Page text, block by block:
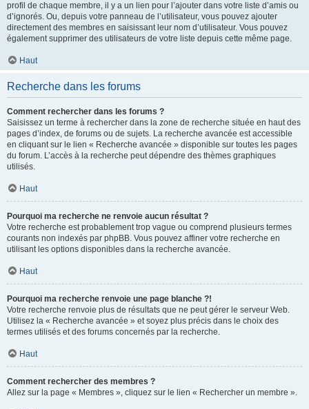
profil de chaque membre, il y a un lien pour l’ajouter dans votre liste d’amis ou
d’ignorés. Ou, depuis votre panneau de l’utilisateur, vous pouvez ajouter
directement des membres en saisissant leur nom d’utilisateur. Vous pouvez
également supprimer des utilisateurs de votre liste depuis cette même page.
Haut
Recherche dans les forums
Comment rechercher dans les forums ?
Saisissez un terme à rechercher dans la zone de recherche située en haut des
pages d’index, de forums ou de sujets. La recherche avancée est accessible
en cliquant sur le lien « Recherche avancée » disponible sur toutes les pages
du forum. L’accès à la recherche peut dépendre des thèmes graphiques
utilisés.
Haut
Pourquoi ma recherche ne renvoie aucun résultat ?
Votre recherche est probablement trop vague ou comprend plusieurs termes
courants non indexés par phpBB. Vous pouvez affiner votre recherche en
utilisant les options disponibles dans la recherche avancée.
Haut
Pourquoi ma recherche renvoie une page blanche ?!
Votre recherche renvoie plus de résultats que ne peut gérer le serveur Web.
Utilisez la « Recherche avancée » et soyez plus précis dans le choix des
termes utilisés et des forums concernés par la recherche.
Haut
Comment rechercher des membres ?
Allez sur la page « Membres », cliquez sur le lien « Rechercher un membre ».